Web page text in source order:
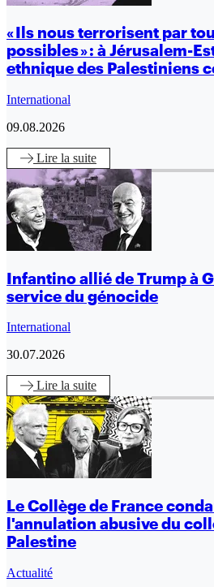
« Ils nous terrorisent par
possibles » : à Jérusalem-
ethnique des Palestiniens
International
09.08.2026
Lire la suite
Infantino allié de Trump à
service du génocide
International
30.07.2026
Lire la suite
Le Collège de France
l'annulation abusive du
Palestine
Actualité